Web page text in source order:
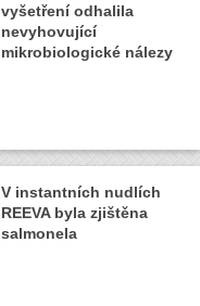
vyšetření odhalila
nevyhovující
mikrobiologické nálezy
V instantních nudlích
REEVA byla zjištěna
salmonela